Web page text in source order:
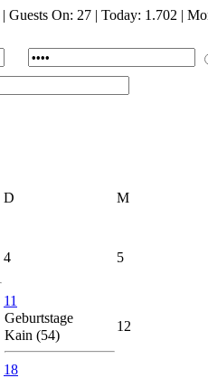
| Guests On: 27 | Today: 1.702 |
D
M
4 5
11
Geburtstage
Kain (54)
12
18